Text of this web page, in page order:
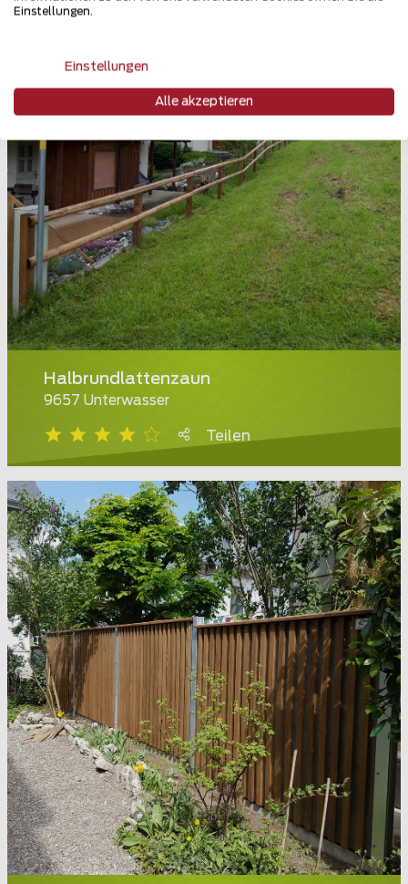
Halbrundlattenzaun
9657 Unterwasser
Teilen
Einstellungen.
Einstellungen
Alle akzeptieren